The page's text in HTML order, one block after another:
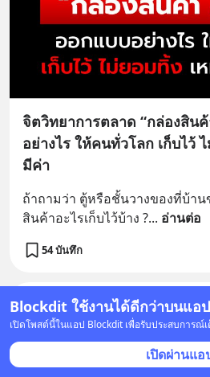
Blockdit ใช้งานได้ดีกว่าบนแอป
เปิดโพสต์นี้ในแอป Blockdit เพื่อรับประสบการณ์
เปิดผ่านแอ
จิตวิทยาการตลาด “กล่องสิน
อย่างไร ให้คนทั่วโลก เก็บไว้
มีค่า
ถ้าถามว่า ตู้หรือชั้นวางของที่บ้าน
สินค้าอะไรเก็บไว้บ้าง ?... อ่านต่อ
54 บันทึก
True Digital Group • ติดตาม
6 ต.ค. 2021 เวลา 11:00 • วิทยาศาสต
Foodtech เปลี่ยนโลก EP.02 :
ไม่มีเหลือ